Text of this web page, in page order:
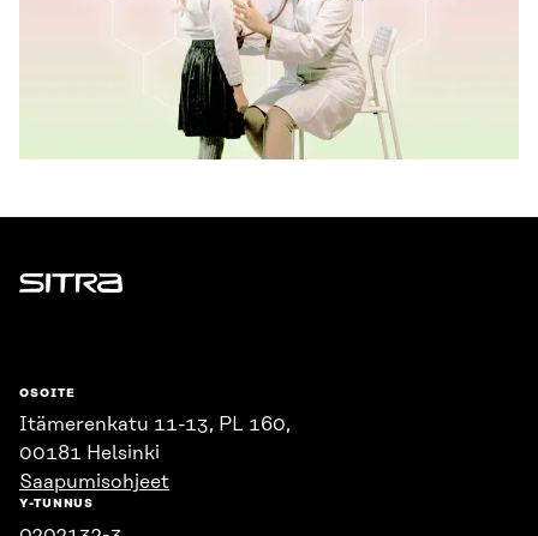
Sitra
OSOITE
Itämerenkatu 11-13, PL 160,
00181 Helsinki
Saapumisohjeet
Y-TUNNUS